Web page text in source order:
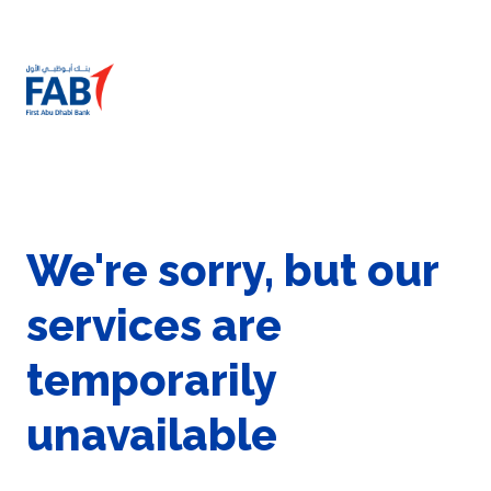
We're sorry, but our
services are
temporarily
unavailable